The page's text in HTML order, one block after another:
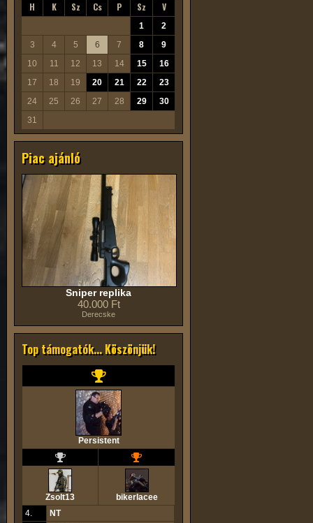
H K Sz Cs P Sz V
1
2
3
4 5 6 7 8
9
10
11 12 13 14 15
16
17
18 19 20 21 22
23
24
25 26 27 28 29
30
31
Piac ajánló
Sniper replika
40.000 Ft
Derecske
Top támogatók... Köszönjük!
Persistent
Zsolt13
bikerlacee
4.
NT